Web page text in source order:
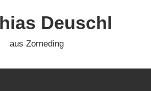
Deuschl
aus Zorneding